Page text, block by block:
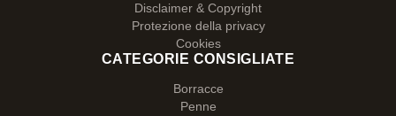
Disclaimer & Copyright
Protezione della privacy
Cookies
CATEGORIE CONSIGLIATE
Borracce
Penne